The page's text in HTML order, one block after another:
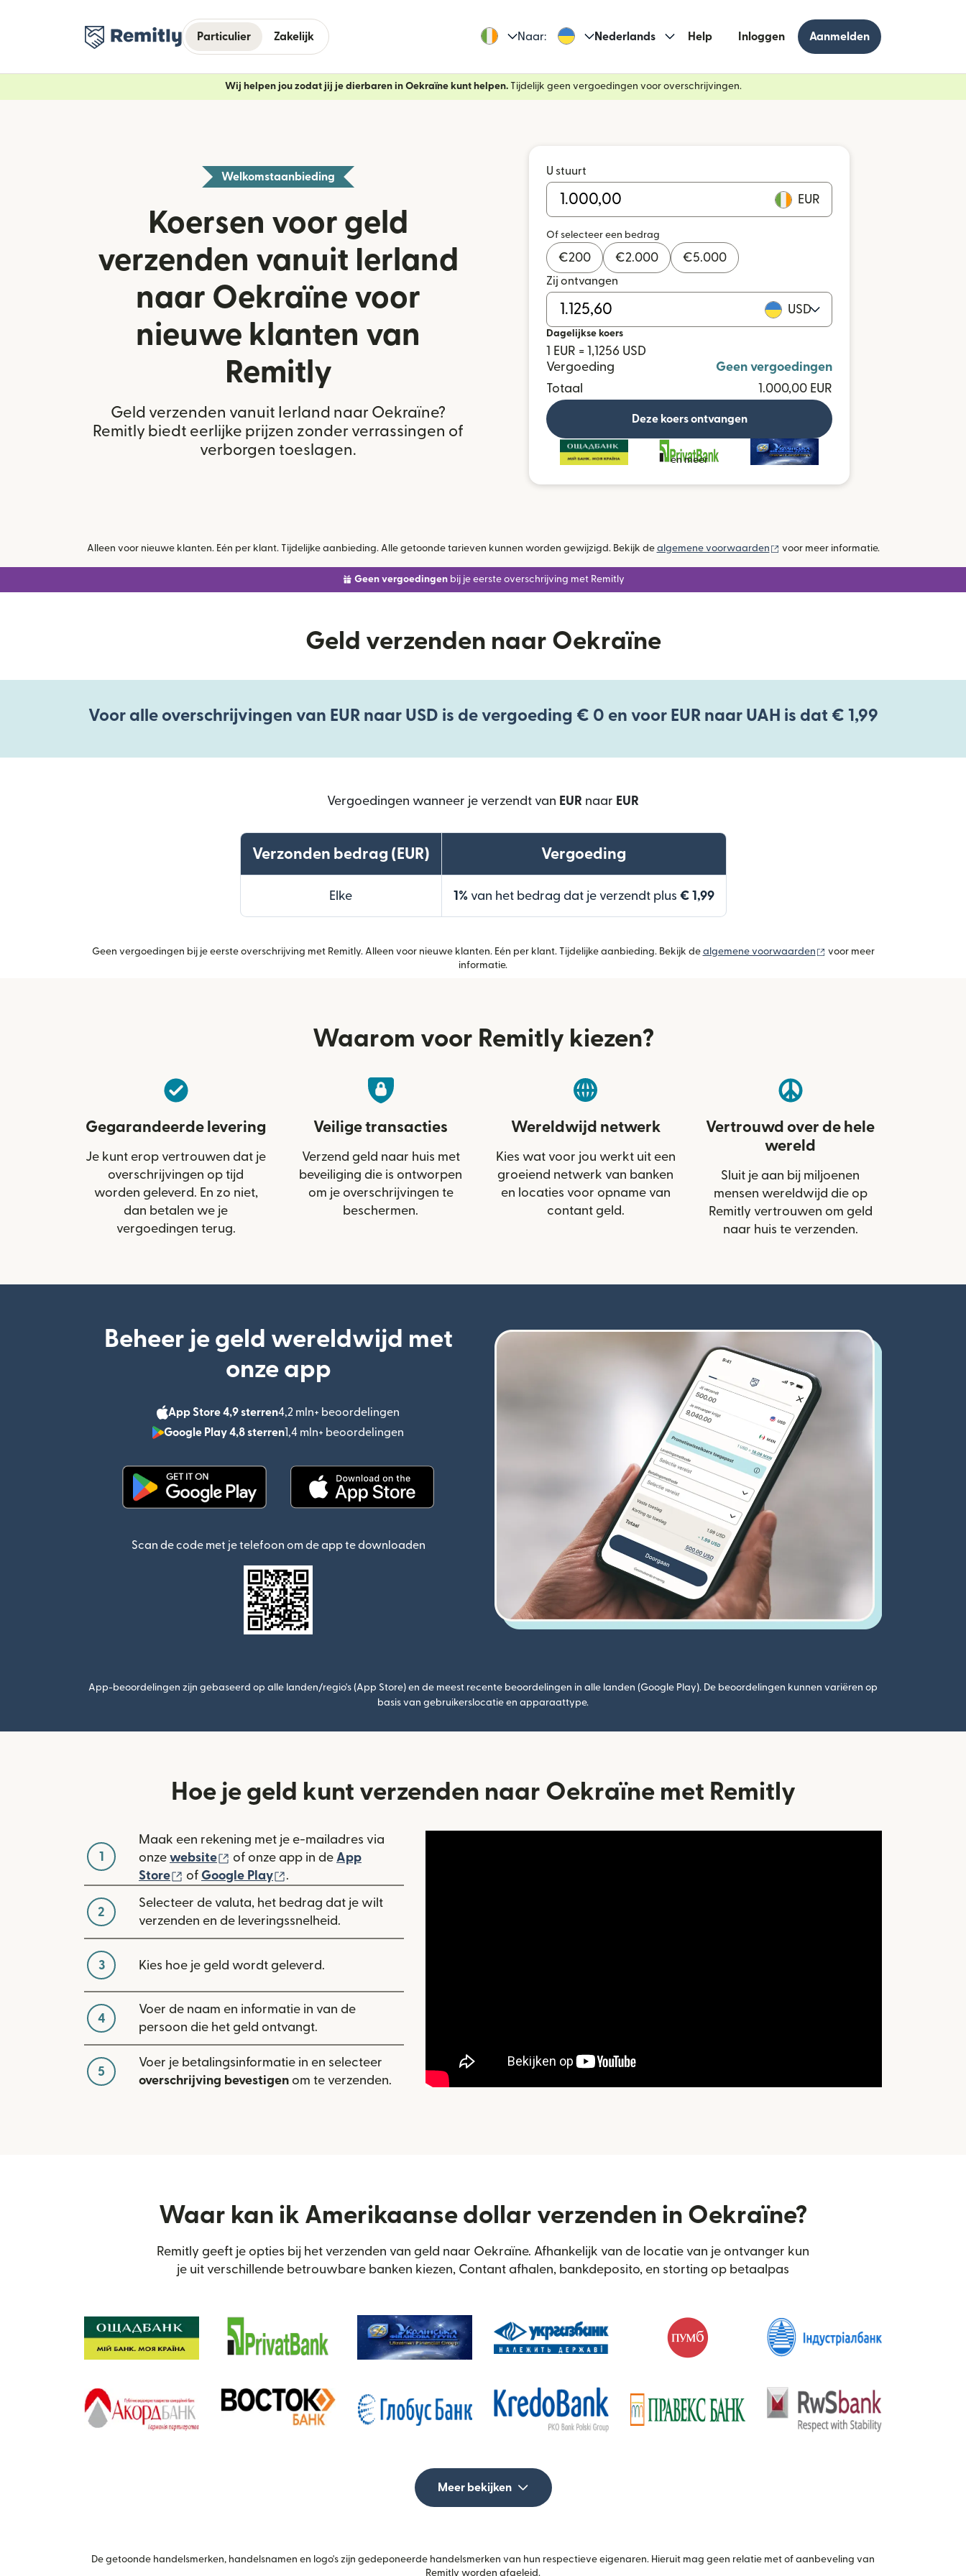
Particulier Zakelijk Naar: Nederlands Help Inloggen Aanmelden
Wij helpen jou zodat jij je dierbaren in Oekraïne kunt helpen.Tijdelijk geen vergoedingen voor overschrijvingen.
Welkomstaanbieding
Koersen voor geld
verzenden vanuit Ierland
naar Oekraïne voor
nieuwe klanten van
Remitly
Geld verzenden vanuit Ierland naar Oekraïne?
Remitly biedt eerlijke prijzen zonder verrassingen of
verborgen toeslagen.
U stuurt
EUR
Of selecteer een bedrag
€200 €2.000 €5.000
Zij ontvangen
USD
Dagelijkse koers
1 EUR = 1,1256 USD
Vergoeding
Geen vergoedingen
Totaal
1.000,00 EUR
Deze koers ontvangen
en meer
Alleen voor nieuwe klanten. Eén per klant. Tijdelijke aanbieding. Alle getoonde tarieven kunnen worden gewijzigd. Bekijk de algemene voorwaarden (wordt geopend in een nieuw venster)
voor meer informatie.
Geen vergoedingenbij je eerste overschrijving met Remitly
Geld verzenden naar Oekraïne
Voor alle overschrijvingen van EUR naar USD is de vergoeding € 0 en voor EUR naar UAH is dat € 1,99
Vergoedingen wanneer je verzendt van EUR naar EUR
Verzonden bedrag (EUR) Vergoeding
Elke 1%van het bedrag dat je verzendt plus € 1,99
Geen vergoedingen bij je eerste overschrijving met Remitly. Alleen voor nieuwe klanten. Eén per klant. Tijdelijke aanbieding. Bekijk de algemene voorwaarden (wordt geopend in een nieuw
voor meer
informatie.
Waarom voor Remitly kiezen?
Gegarandeerde levering
Je kunt erop vertrouwen dat je
overschrijvingen op tijd
worden geleverd. En zo niet,
dan betalen we je
vergoedingen terug.
Veilige transacties
Verzend geld naar huis met
beveiliging die is ontworpen
om je overschrijvingen te
beschermen.
Wereldwijd netwerk
Kies wat voor jou werkt uit een
groeiend netwerk van banken
en locaties voor opname van
contant geld.
Vertrouwd over de hele
wereld
Sluit je aan bij miljoenen
mensen wereldwijd die op
Remitly vertrouwen om geld
naar huis te verzenden.
Beheer je geld wereldwijd met
onze app
App Store 4,9 sterren4,2 mln+ beoordelingen
Google Play 4,8 sterren1,4 mln+ beoordelingen
Scan de code met je telefoon om de app te downloaden
App-beoordelingen zijn gebaseerd op alle landen/regio's (App Store) en de meest recente beoordelingen in alle landen (Google Play). De beoordelingen kunnen variëren op
basis van gebruikerslocatie en apparaattype.
Hoe je geld kunt verzenden naar Oekraïne met Remitly
1
Maak een rekening met je e-mailadres via
onze website (wordt geopend in een nieuw venster)
of onze app in de App
Store
(wordt geopend in een nieuw venster)
of Google Play .
2
Selecteer de valuta, het bedrag dat je wilt
verzenden en de leveringssnelheid.
3 Kies hoe je geld wordt geleverd.
4
Voer de naam en informatie in van de
persoon die het geld ontvangt.
5
Voer je betalingsinformatie in en selecteer
overschrijving bevestigen om te verzenden.
Waar kan ik Amerikaanse dollar verzenden in Oekraïne?
Remitly geeft je opties bij het verzenden van geld naar Oekraïne. Afhankelijk van de locatie van je ontvanger kun
je uit verschillende betrouwbare banken kiezen, Contant afhalen, bankdeposito, en storting op betaalpas
Meer bekijken
De getoonde handelsmerken, handelsnamen en logo's zijn gedeponeerde handelsmerken van hun respectieve eigenaren. Hieruit mag geen relatie met of aanbeveling van
Remitly worden afgeleid.